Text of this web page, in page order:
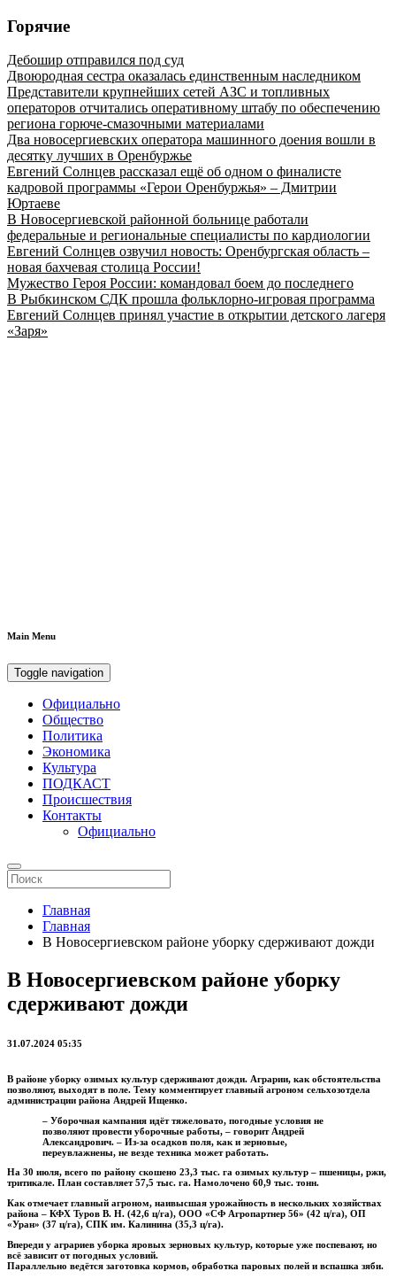
Горячие
Дебошир отправился под суд
Двоюродная сестра оказалась единственным наследником
Представители крупнейших сетей АЗС и топливных
операторов отчитались оперативному штабу по обеспечению
региона горюче‑смазочными материалами
Два новосергиевских оператора машинного доения вошли в
десятку лучших в Оренбуржье
Евгений Солнцев рассказал ещё об одном о финалисте
кадровой программы «Герои Оренбуржья» – Дмитрии
Юртаеве
В Новосергиевской районной больнице работали
федеральные и региональные специалисты по кардиологии
Евгений Солнцев озвучил новость: Оренбургская область –
новая бахчевая столица России!
Мужество Героя России: командовал боем до последнего
В Рыбкинском СДК прошла фольклорно-игровая программа
Евгений Солнцев принял участие в открытии детского лагеря
«Заря»
Main Menu
Toggle navigation
Официально
Общество
Политика
Экономика
Культура
ПОДКАСТ
Происшествия
Контакты
Официально
Главная
Главная
В Новосергиевском районе уборку сдерживают дожди
В Новосергиевском районе уборку
сдерживают дожди
31.07.2024 05:35
В районе уборку озимых культур сдерживают дожди. Аграрии, как обстоятельства
позволяют, выходят в поле. Тему комментирует главный агроном сельхозотдела
администрации района Андрей Ищенко.
– Уборочная кампания идёт тяжеловато, погодные условия не
позволяют провести уборочные работы, – говорит Андрей
Александрович. – Из-за осадков поля, как и зерновые,
переувлажнены, не везде техника может работать.
На 30 июля, всего по району скошено 23,3 тыс. га озимых культур – пшеницы, ржи,
тритикале. План составляет 57,5 тыс. га. Намолочено 60,9 тыс. тонн.
Как отмечает главный агроном, наивысшая урожайность в нескольких хозяйствах
района – КФХ Туров В. Н. (42,6 ц/га), ООО «СФ Агропартнер 56» (42 ц/га), ОП
«Уран» (37 ц/га), СПК им. Калинина (35,3 ц/га).
Впереди у аграриев уборка яровых зерновых культур, которые уже поспевают, но
всё зависит от погодных условий.
Параллельно ведётся заготовка кормов, обработка паровых полей и вспашка зяби.